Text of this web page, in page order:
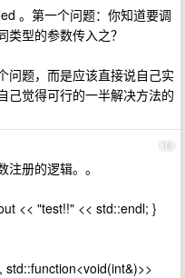
。第一个问题：你知道要调
型的参数传入之？
问题，而是应该直接说自己实
己觉得可行的一半解决方法的
16
册的逻辑。。
<< "test!!" << std::endl; }